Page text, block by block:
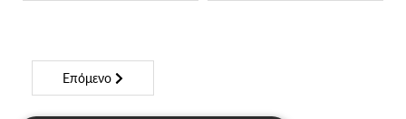
Επόμενο